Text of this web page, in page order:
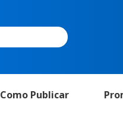
Como Publicar